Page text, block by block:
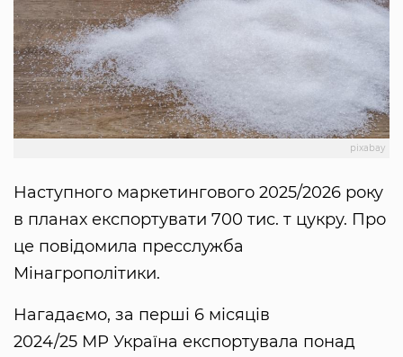
pixabay
Наступного маркетингового 2025/2026 року
в планах експортувати 700 тис. т цукру. Про
це повідомила пресслужба
Мінагрополітики.
Нагадаємо, за перші 6 місяців
2024/25 МР Україна експортувала понад